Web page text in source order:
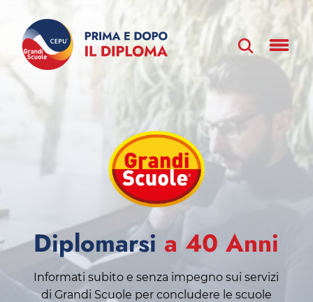
Diplomarsi a 40 Anni
Informati subito e senza impegno sui servizi
di Grandi Scuole per concludere le scuole